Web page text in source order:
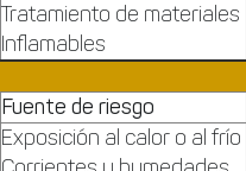
Tratamiento de materiales
Inflamables
Fuente de riesgo
Exposición al calor o al frío